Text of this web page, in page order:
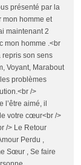
présenté par la
mon homme et
maintenant 2
mon homme .<br
repris son sens
Voyant, Marabout
problèmes
/>
l’être aimé, il
votre cœur<br />
/> Le Retour
Perdu ,
Sœur , Se faire